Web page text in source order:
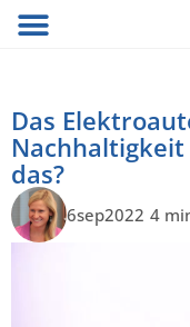
Das
das?
6sep2022 4